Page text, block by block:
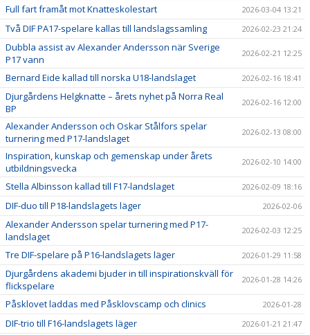
Full fart framåt mot Knatteskolestart 2026-03-04 13:21
Två DIF PA17-spelare kallas till landslagssamling 2026-02-23 21:24
Dubbla assist av Alexander Andersson när Sverige
P17 vann
2026-02-21 12:25
Bernard Eide kallad till norska U18-landslaget 2026-02-16 18:41
Djurgårdens Helgknatte – årets nyhet på Norra Real
BP
2026-02-16 12:00
Alexander Andersson och Oskar Stålfors spelar
turnering med P17-landslaget
2026-02-13 08:00
Inspiration, kunskap och gemenskap under årets
utbildningsvecka
2026-02-10 14:00
Stella Albinsson kallad till F17-landslaget 2026-02-09 18:16
DIF-duo till P18-landslagets läger 2026-02-06
Alexander Andersson spelar turnering med P17-
landslaget
2026-02-03 12:25
Tre DIF-spelare på P16-landslagets läger 2026-01-29 11:58
Djurgårdens akademi bjuder in till inspirationskväll för
flickspelare
2026-01-28 14:26
Påsklovet laddas med Påsklovscamp och clinics 2026-01-28
DIF-trio till F16-landslagets läger 2026-01-21 21:47